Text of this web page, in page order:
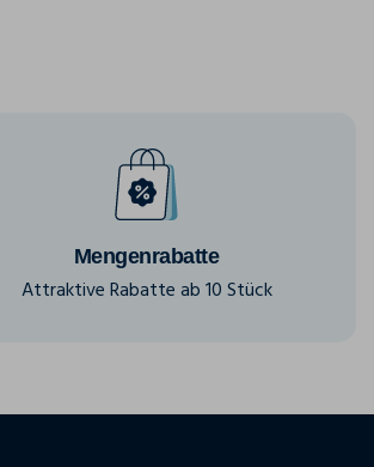
Mengenrabatte
Attraktive Rabatte ab 10 Stück